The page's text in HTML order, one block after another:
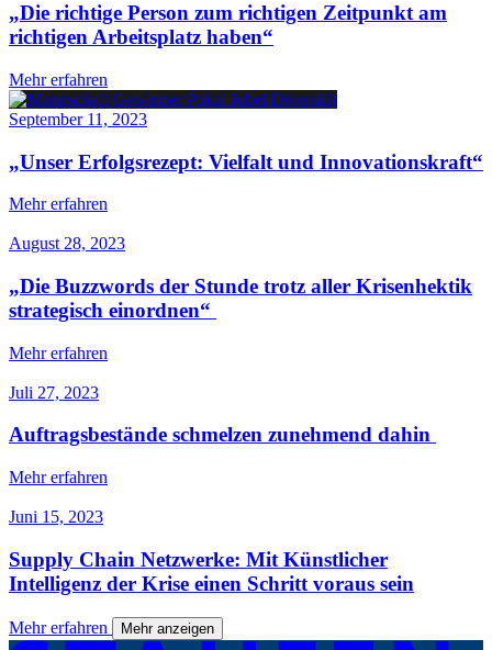
„Die richtige Person zum richtigen Zeitpunkt am
richtigen Arbeitsplatz haben“
Mehr erfahren
September 11, 2023
„Unser Erfolgsrezept: Vielfalt und Innovationskraft“
Mehr erfahren
August 28, 2023
„Die Buzzwords der Stunde trotz aller Krisenhektik
strategisch einordnen“
Mehr erfahren
Juli 27, 2023
Auftragsbestände schmelzen zunehmend dahin
Mehr erfahren
Juni 15, 2023
Supply Chain Netzwerke: Mit Künstlicher
Intelligenz der Krise einen Schritt voraus sein
Mehr erfahren Mehr anzeigen